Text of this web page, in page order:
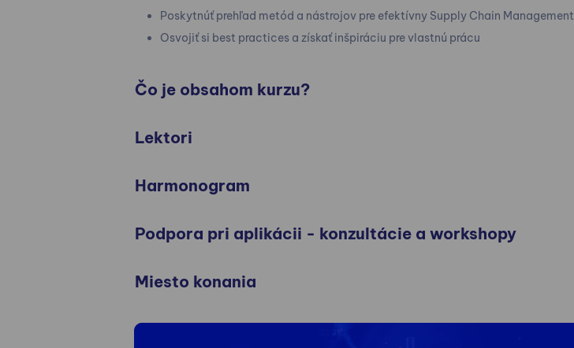
Poskytnúť prehľad metód a nástrojov pre efektívny Supply Chain Management
Osvojiť si best practices a získať inšpiráciu pre vlastnú prácu
Čo je obsahom kurzu?
Lektori
Harmonogram
Podpora pri aplikácii - konzultácie a workshopy
Miesto konania